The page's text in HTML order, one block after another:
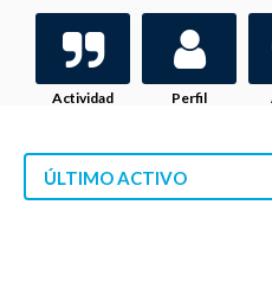
Actividad Perfil
ÚLTIMO ACTIVO